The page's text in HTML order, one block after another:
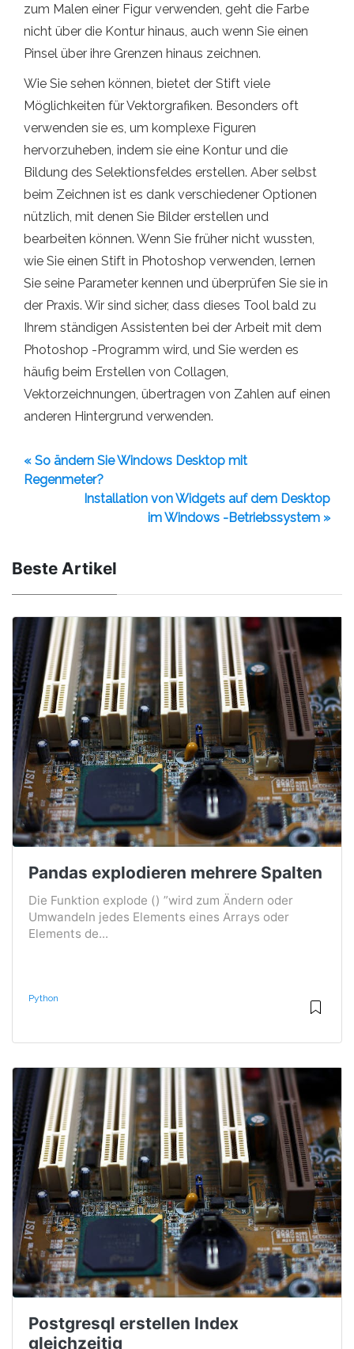
zum Malen einer Figur verwenden, geht die Farbe
nicht über die Kontur hinaus, auch wenn Sie einen
Pinsel über ihre Grenzen hinaus zeichnen.
Wie Sie sehen können, bietet der Stift viele
Möglichkeiten für Vektorgrafiken. Besonders oft
verwenden sie es, um komplexe Figuren
hervorzuheben, indem sie eine Kontur und die
Bildung des Selektionsfeldes erstellen. Aber selbst
beim Zeichnen ist es dank verschiedener Optionen
nützlich, mit denen Sie Bilder erstellen und
bearbeiten können. Wenn Sie früher nicht wussten,
wie Sie einen Stift in Photoshop verwenden, lernen
Sie seine Parameter kennen und überprüfen Sie sie in
der Praxis. Wir sind sicher, dass dieses Tool bald zu
Ihrem ständigen Assistenten bei der Arbeit mit dem
Photoshop -Programm wird, und Sie werden es
häufig beim Erstellen von Collagen,
Vektorzeichnungen, übertragen von Zahlen auf einen
anderen Hintergrund verwenden.
« So ändern Sie Windows Desktop mit
Regenmeter?
Installation von Widgets auf dem Desktop
im Windows -Betriebssystem »
Beste Artikel
Pandas explodieren mehrere Spalten
Die Funktion explode () ”wird zum Ändern oder
Umwandeln jedes Elements eines Arrays oder
Elements de...
Python
Postgresql erstellen Index
gleichzeitig